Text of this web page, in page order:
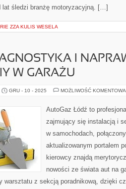
lat śledzi branżę motoryzacyjną. […]
ZZA KULIS WESELA
I
W GARAŻU
GRU - 10 - 2025 MOŻLIWOŚĆ
AutoGaz Łódź to
zajmujący się instalacją i
w samochodach,
aktualizowanym portalem
kierowcy znajdą
nowości ze świata aut na
warsztatu z sekcją poradnikową, dzięki